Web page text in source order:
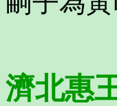
濟北惠